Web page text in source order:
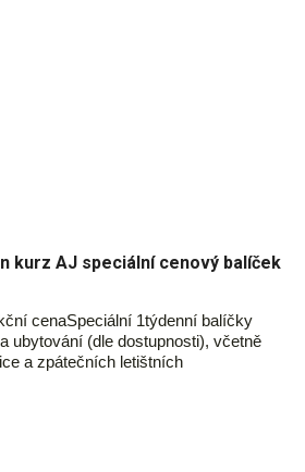
kurz AJ speciální cenový balíček
cenaSpeciální 1týdenní balíčky
ubytování (dle dostupnosti), včetně
a zpátečních letištních